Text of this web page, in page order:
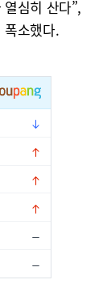
심히 산다”,
폭소했다.